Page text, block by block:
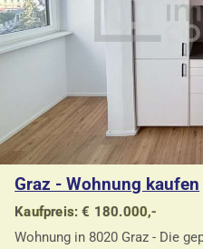
Graz - Wohnung kaufen
Kaufpreis: € 180.000,-
Wohnung in 8020 Graz - Die